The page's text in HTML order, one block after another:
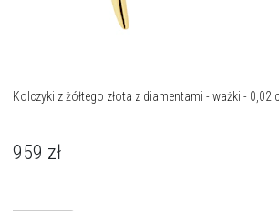
Kolczyki z żółtego złota z
959 zł